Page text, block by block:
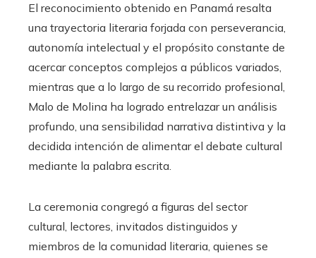
El reconocimiento obtenido en Panamá resalta
una trayectoria literaria forjada con perseverancia,
autonomía intelectual y el propósito constante de
acercar conceptos complejos a públicos variados,
mientras que a lo largo de su recorrido profesional,
Malo de Molina ha logrado entrelazar un análisis
profundo, una sensibilidad narrativa distintiva y la
decidida intención de alimentar el debate cultural
mediante la palabra escrita.
La ceremonia congregó a figuras del sector
cultural, lectores, invitados distinguidos y
miembros de la comunidad literaria, quienes se